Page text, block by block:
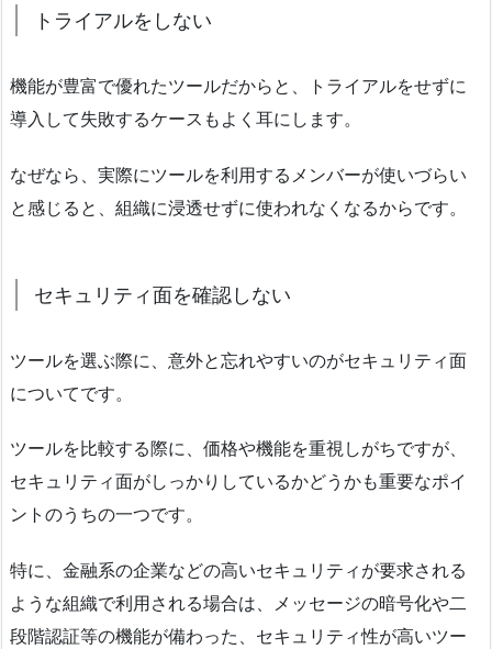
トライアルをしない
機能が豊富で優れたツールだからと、トライアルをせずに
導入して失敗するケースもよく耳にします。
なぜなら、実際にツールを利用するメンバーが使いづらい
と感じると、組織に浸透せずに使われなくなるからです。
セキュリティ面を確認しない
ツールを選ぶ際に、意外と忘れやすいのがセキュリティ面
についてです。
ツールを比較する際に、価格や機能を重視しがちですが、
セキュリティ面がしっかりしているかどうかも重要なポイ
ントのうちの一つです。
特に、金融系の企業などの高いセキュリティが要求される
ような組織で利用される場合は、メッセージの暗号化や二
段階認証等の機能が備わった、セキュリティ性が高いツー